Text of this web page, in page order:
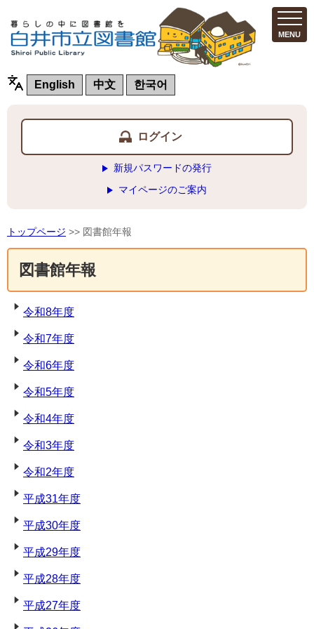
MENU
English 中文 한국어
ログイン
新規パスワードの発行
マイページのご案内
トップページ >> 図書館年報
図書館年報
令和8年度
令和7年度
令和6年度
令和5年度
令和4年度
令和3年度
令和2年度
平成31年度
平成30年度
平成29年度
平成28年度
平成27年度